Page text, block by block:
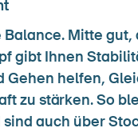
Mitte gut,
gibt Ihnen
Gehen helfen,
zu stärken. So
auch über